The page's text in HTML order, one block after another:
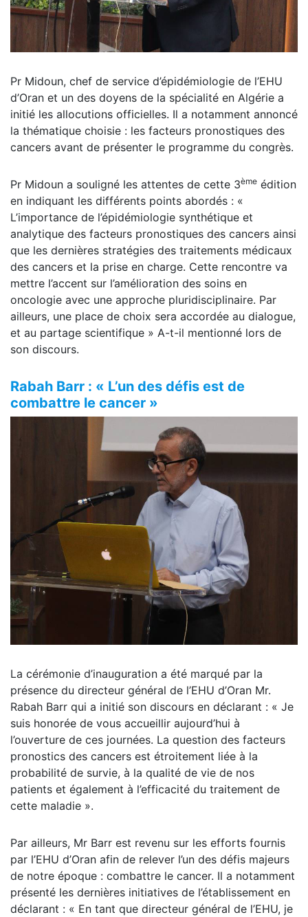
Pr Midoun, chef de service d’épidémiologie de l’EHU
d’Oran et un des doyens de la spécialité en Algérie a
initié les allocutions officielles. Il a notamment annoncé
la thématique choisie : les facteurs pronostiques des
cancers avant de présenter le programme du congrès.
Pr Midoun a souligné les attentes de cette 3ème édition
en indiquant les différents points abordés : «
L’importance de l’épidémiologie synthétique et
analytique des facteurs pronostiques des cancers ainsi
que les dernières stratégies des traitements médicaux
des cancers et la prise en charge. Cette rencontre va
mettre l’accent sur l’amélioration des soins en
oncologie avec une approche pluridisciplinaire. Par
ailleurs, une place de choix sera accordée au dialogue,
et au partage scientifique » A-t-il mentionné lors de
son discours.
Rabah Barr : « L’un des défis est de
combattre le cancer »
La cérémonie d’inauguration a été marqué par la
présence du directeur général de l’EHU d’Oran Mr.
Rabah Barr qui a initié son discours en déclarant : « Je
suis honorée de vous accueillir aujourd’hui à
l’ouverture de ces journées. La question des facteurs
pronostics des cancers est étroitement liée à la
probabilité de survie, à la qualité de vie de nos
patients et également à l’efficacité du traitement de
cette maladie ».
Par ailleurs, Mr Barr est revenu sur les efforts fournis
par l’EHU d’Oran afin de relever l’un des défis majeurs
de notre époque : combattre le cancer. Il a notamment
présenté les dernières initiatives de l’établissement en
déclarant : « En tant que directeur général de l’EHU, je